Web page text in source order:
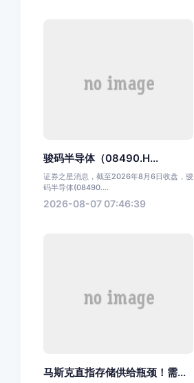
骏码半导体（08490.H...
证券之星消息，截至2026年8月6日收盘，骏
码半导体(08490....
2026-08-07 07:46:39
马斯克直指存储供给瓶颈！需...